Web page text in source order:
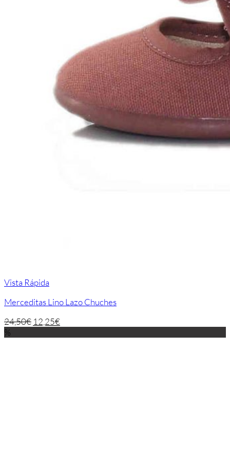
Vista Rápida
Merceditas Lino Lazo Chuches
24,50€ 12,25€
%